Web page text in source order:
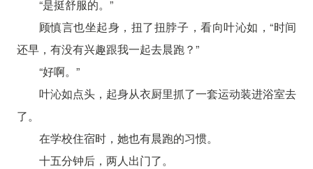
“是挺舒服的。”
顾慎言也坐起身，扭了扭脖子，看向叶沁如，“时间
还早，有没有兴趣跟我一起去晨跑？”
“好啊。”
叶沁如点头，起身从衣厨里抓了一套运动装进浴室去
了。
在学校住宿时，她也有晨跑的习惯。
十五分钟后，两人出门了。